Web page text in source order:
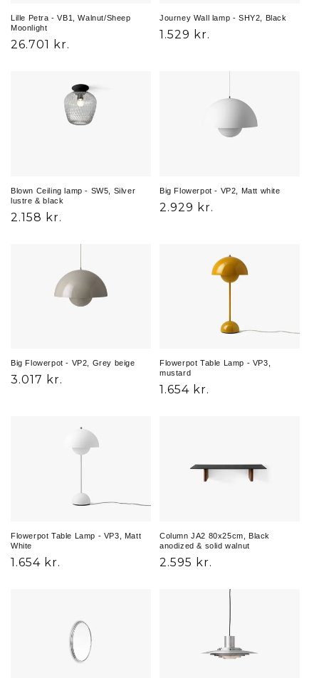
Lille Petra - VB1, Walnut/Sheep
Moonlight
Normalpris
26.701 kr.
Journey Wall lamp - SHY2, Black
Normalpris
1.529 kr.
Blown Ceiling lamp - SW5, Silver
lustre & black
Normalpris
2.158 kr.
Big Flowerpot - VP2, Matt white
Normalpris
2.929 kr.
Big Flowerpot - VP2, Grey beige
Normalpris
3.017 kr.
Flowerpot Table Lamp - VP3,
mustard
Normalpris
1.654 kr.
Flowerpot Table Lamp - VP3, Matt
White
Normalpris
1.654 kr.
Column JA2 80x25cm, Black
anodized & solid walnut
Normalpris
2.595 kr.